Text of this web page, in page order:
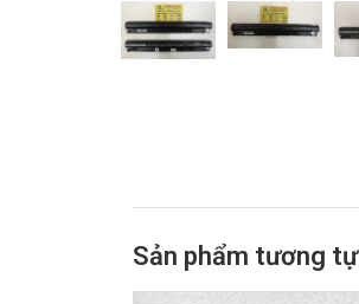
Sản phẩm tương tự